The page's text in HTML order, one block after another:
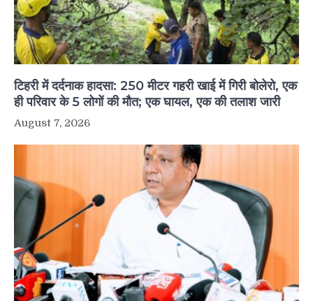
टिहरी में दर्दनाक हादसा: 250 मीटर गहरी खाई में गिरी बोलेरो, एक
ही परिवार के 5 लोगों की मौत; एक घायल, एक की तलाश जारी
August 7, 2026